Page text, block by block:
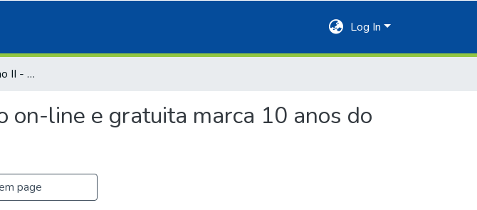
Log In
Boletim Interno - Ano II - Nº 04 - Versão on-line e gratuita marca 10 anos do Diário da Justiça
on-line e gratuita marca 10 anos do
page